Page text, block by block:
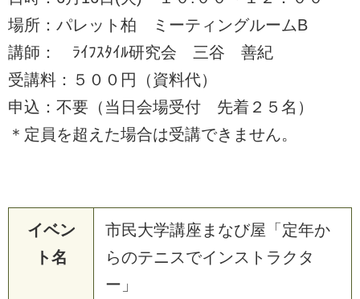
場所：パレット柏 ミーティングルームB
講師： ﾗｲﾌｽﾀｲﾙ研究会 三谷 善紀
受講料：５００円（資料代）
申込：不要（当日会場受付 先着２５名）
＊定員を超えた場合は受講できません。
イベン
ト名
市民大学講座まなび屋「定年か
らのテニスでインストラクタ
ー」